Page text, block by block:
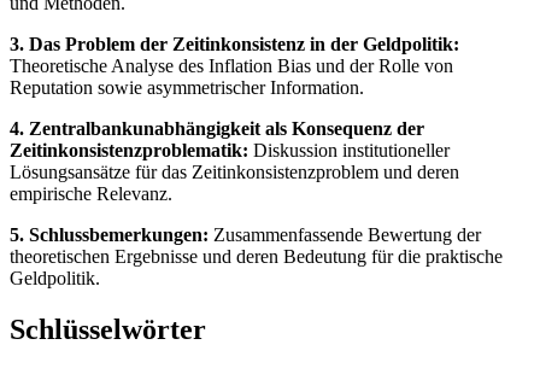
3. Das Problem der Zeitinkonsistenz in der Geldpolitik:
Theoretische Analyse des Inflation Bias und der Rolle von
Reputation sowie asymmetrischer Information.
4. Zentralbankunabhängigkeit als Konsequenz der
Zeitinkonsistenzproblematik: Diskussion institutioneller
Lösungsansätze für das Zeitinkonsistenzproblem und deren
empirische Relevanz.
5. Schlussbemerkungen: Zusammenfassende Bewertung der
theoretischen Ergebnisse und deren Bedeutung für die praktische
Geldpolitik.
Schlüsselwörter